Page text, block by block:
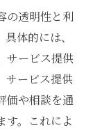
の透明性と利
体的には、
サービス提供
サービス提供
価や相談を通
す。これによ